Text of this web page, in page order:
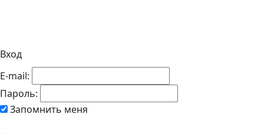
Вход
E-mail:
Пароль:
Запомнить меня